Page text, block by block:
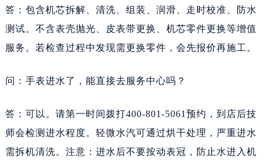
答：包含机芯拆解、清洗、组装、润滑、走时校准、防水
测试。不含表壳抛光、皮表带更换、机芯零件更换等增值
服务。若检查过程中发现需更换零件，会先报价再施工。
问：手表进水了，能直接去服务中心吗？
答：可以。请第一时间拨打400-801-5061预约，到店后技
师会检测进水程度。轻微水汽可通过烘干处理，严重进水
需拆机清洗。注意：进水后不要按动表冠，防止水进入机